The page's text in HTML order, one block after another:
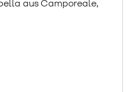
aus Camporeale,